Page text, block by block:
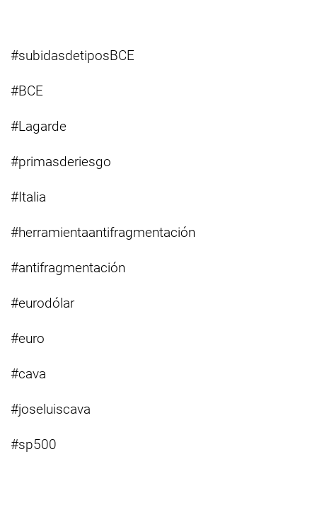
#subidasdetiposBCE
#BCE
#Lagarde
#primasderiesgo
#Italia
#herramientaantifragmentación
#antifragmentación
#eurodólar
#euro
#cava
#joseluiscava
#sp500